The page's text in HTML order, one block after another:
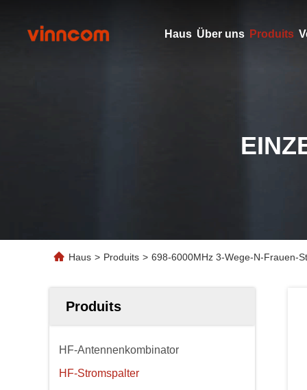
Haus Über uns Produits
Haus > Produits > 698-6000MHz 3-Wege-N-Frauen-
Produits
HF-Antennenkombinator
HF-Stromspalter